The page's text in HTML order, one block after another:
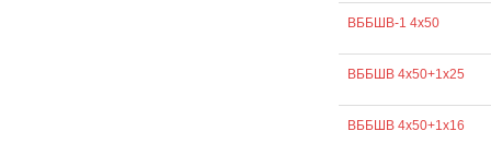
ВББШВ-1 4х50
ВББШВ 4х50+1х25
ВББШВ 4х50+1х16